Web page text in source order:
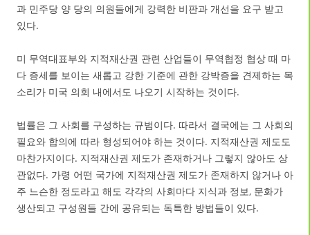
과 민주당 양 당의 의원들에게 강력한 비판과 개선을 요구 받고
있다.
미 무역대표부와 지적재산권 관련 산업들이 무역협정 협상 때 마
다 증세를 보이는 새롭고 강한 기준에 관한 강박증을 견제하는 목
소리가 미국 의회 내에서도 나오기 시작하는 것이다.
법률은 그 사회를 구성하는 규범이다. 따라서 결국에는 그 사회의
필요와 합의에 따라 형성되어야 하는 것이다. 지적재산권 제도도
마찬가지이다. 지적재산권 제도가 존재하거나 그렇지 않아도 상
관없다. 가령 어떤 국가에 지적재산권 제도가 존재하지 않거나 아
주 느슨한 정도라고 해도 각각의 사회마다 지식과 정보, 문화가
생산되고 구성원들 간에 공유되는 독특한 방법들이 있다.